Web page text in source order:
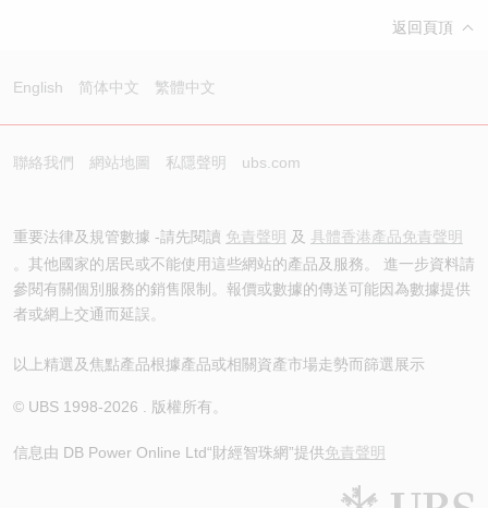
返回頁頂
English 简体中文 繁體中文
聯絡我們 網站地圖 私隱聲明 ubs.com
重要法律及規管數據 -請先閱讀 免責聲明 及 具體香港產品免責聲明
。其他國家的居民或不能使用這些網站的產品及服務。 進一步資料請
參閱有關個別服務的銷售限制。報價或數據的傳送可能因為數據提供
者或網上交通而延誤。
以上精選及焦點產品根據產品或相關資產市場走勢而篩選展示
© UBS 1998-2026 . 版權所有。
信息由 DB Power Online Ltd“財經智珠網”提供免責聲明